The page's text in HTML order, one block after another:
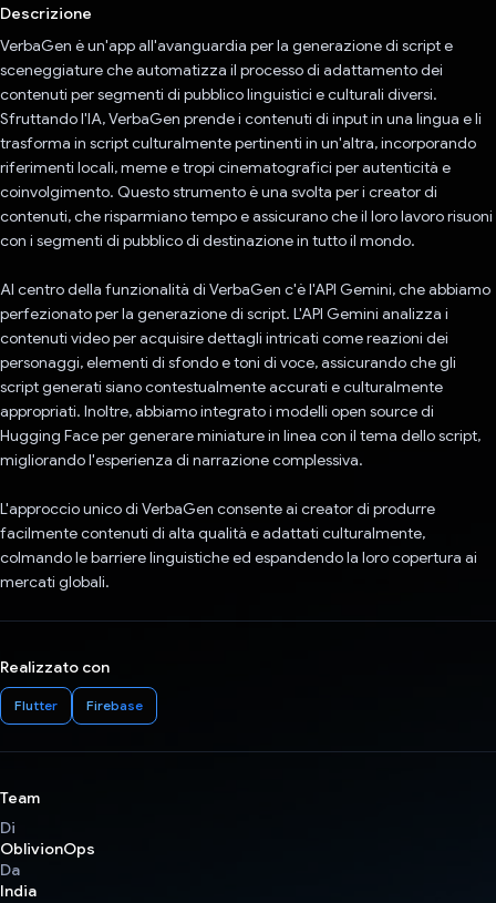
Descrizione
VerbaGen è un'app all'avanguardia per la generazione di script e
sceneggiature che automatizza il processo di adattamento dei
contenuti per segmenti di pubblico linguistici e culturali diversi.
Sfruttando l'IA, VerbaGen prende i contenuti di input in una lingua e li
trasforma in script culturalmente pertinenti in un'altra, incorporando
riferimenti locali, meme e tropi cinematografici per autenticità e
coinvolgimento. Questo strumento è una svolta per i creator di
contenuti, che risparmiano tempo e assicurano che il loro lavoro risuoni
con i segmenti di pubblico di destinazione in tutto il mondo.
Al centro della funzionalità di VerbaGen c'è l'API Gemini, che abbiamo
perfezionato per la generazione di script. L'API Gemini analizza i
contenuti video per acquisire dettagli intricati come reazioni dei
personaggi, elementi di sfondo e toni di voce, assicurando che gli
script generati siano contestualmente accurati e culturalmente
appropriati. Inoltre, abbiamo integrato i modelli open source di
Hugging Face per generare miniature in linea con il tema dello script,
migliorando l'esperienza di narrazione complessiva.
L'approccio unico di VerbaGen consente ai creator di produrre
facilmente contenuti di alta qualità e adattati culturalmente,
colmando le barriere linguistiche ed espandendo la loro copertura ai
mercati globali.
Realizzato con
Flutter Firebase
Team
Di
OblivionOps
Da
India